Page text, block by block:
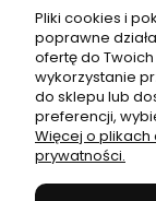
Pliki cookies i
poprawne
ofertę do
wykorzystanie
do sklepu lub
preferencji,
Więcej o plikach
prywatności.